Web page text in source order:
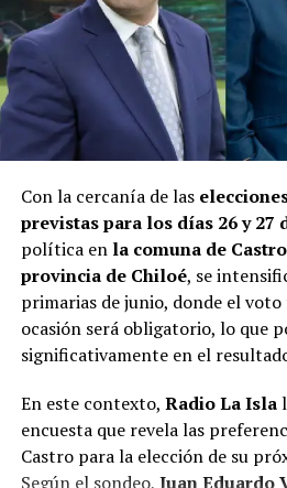
Con la cercanía de las
previstas para los días 26 y 27
política en la comuna de
provincia de Chiloé, se
primarias de junio, donde el
ocasión será obligatorio, lo que
significativamente en el
En este contexto, Radio La Isla
encuesta que revela las
Castro para la elección de su
Según el sondeo, Juan Eduardo